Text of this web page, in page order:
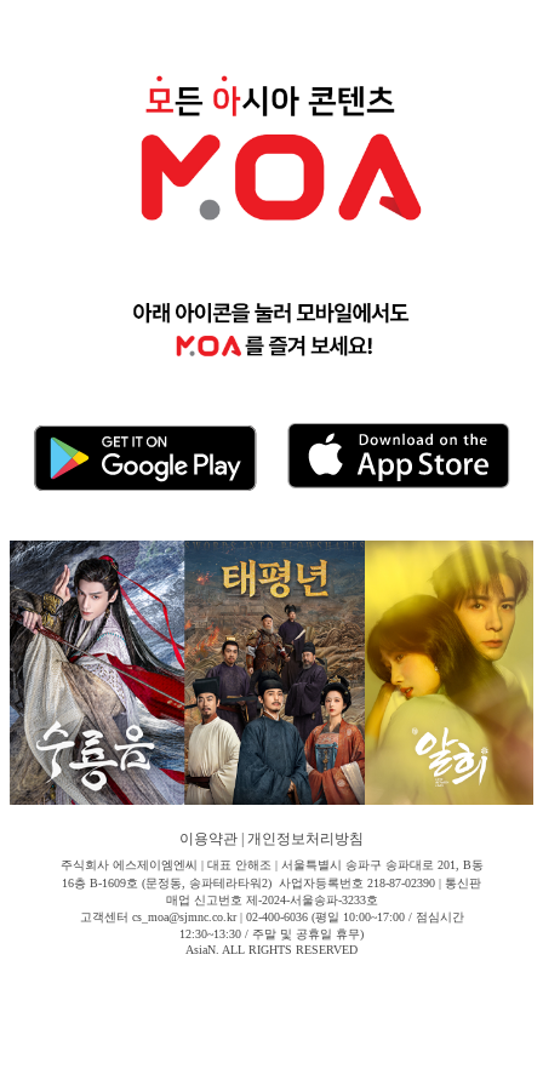
이용약관 개인정보처리방침
주식회사 에스제이엠엔씨 | 대표 안해조 | 서울특별시 송파구 송파대로 201, B동
16층 B-1609호 (문정동, 송파테라타워2) 사업자등록번호 218-87-02390 | 통신판
매업 신고번호 제-2024-서울송파-3233호
고객센터 cs_moa@sjmnc.co.kr | 02-400-6036 (평일 10:00~17:00 / 점심시간
12:30~13:30 / 주말 및 공휴일 휴무)
AsiaN. ALL RIGHTS RESERVED